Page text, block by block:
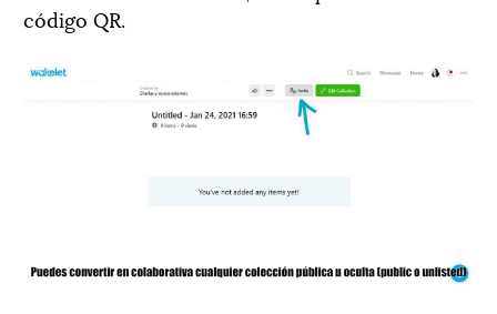
código QR.